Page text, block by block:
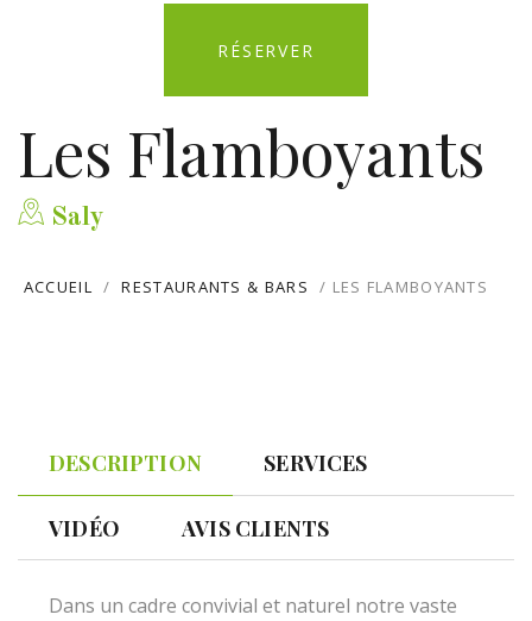
RÉSERVER
Les Flamboyants
Saly
ACCUEIL / RESTAURANTS & BARS / LES FLAMBOYANTS
DESCRIPTION SERVICES
VIDÉO AVIS CLIENTS
Dans un cadre convivial et naturel notre vaste